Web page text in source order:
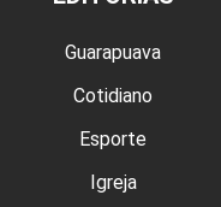
Guarapuava
Cotidiano
Esporte
Igreja